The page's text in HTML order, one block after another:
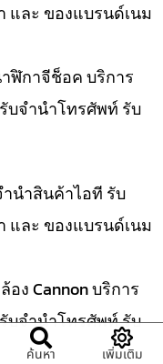
และ ของแบรนด์เนม
ฬิกาจีช็อค บริการ
บจำนำโทรศัพท์ รับ
ำนำสินค้าไอที รับ
และ ของแบรนด์เนม
ง Cannon บริการ
บจำนำโทรศัพท์ รับ
ค้นหา เพิ่มเติม